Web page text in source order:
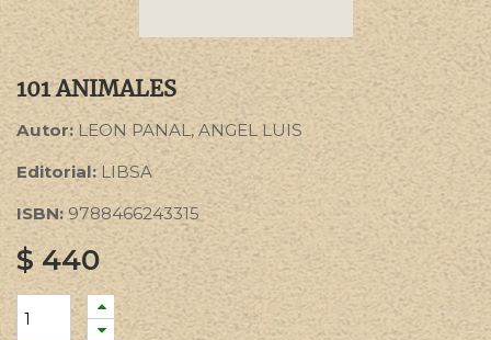
101 ANIMALES
Autor: LEON PANAL, ANGEL LUIS
Editorial: LIBSA
ISBN: 9788466243315
$440